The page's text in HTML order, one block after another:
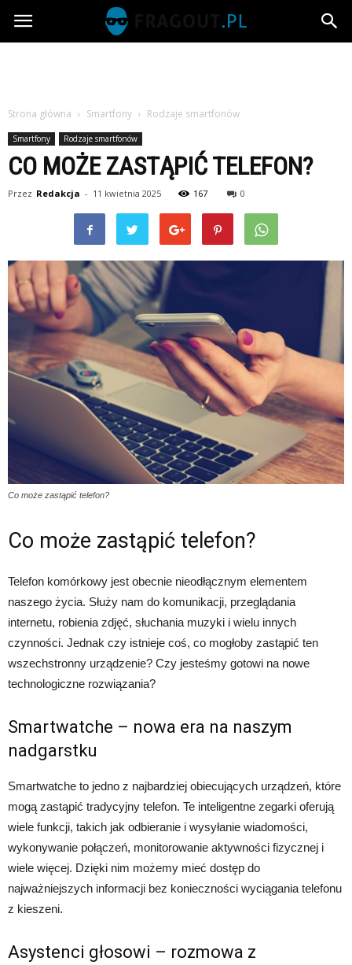
Fragout.pl
Strona główna Smartfony Rodzaje smartfonów
Smartfony Rodzaje smartfonów
CO MOŻE ZASTĄPIĆ TELEFON?
Przez Redakcja - 11 kwietnia 2025 167 0
Co może zastąpić telefon?
Co może zastąpić telefon?
Telefon komórkowy jest obecnie nieodłącznym elementem
naszego życia. Służy nam do komunikacji, przeglądania
internetu, robienia zdjęć, słuchania muzyki i wielu innych
czynności. Jednak czy istnieje coś, co mogłoby zastąpić ten
wszechstronny urządzenie? Czy jesteśmy gotowi na nowe
technologiczne rozwiązania?
Smartwatche – nowa era na naszym
nadgarstku
Smartwatche to jedno z najbardziej obiecujących urządzeń, które
mogą zastąpić tradycyjny telefon. Te inteligentne zegarki oferują
wiele funkcji, takich jak odbieranie i wysyłanie wiadomości,
wykonywanie połączeń, monitorowanie aktywności fizycznej i
wiele więcej. Dzięki nim możemy mieć dostęp do
najważniejszych informacji bez konieczności wyciągania telefonu
z kieszeni.
Asystenci głosowi – rozmowa z